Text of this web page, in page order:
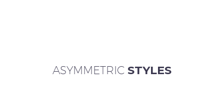
ASYMMETRIC STYLES